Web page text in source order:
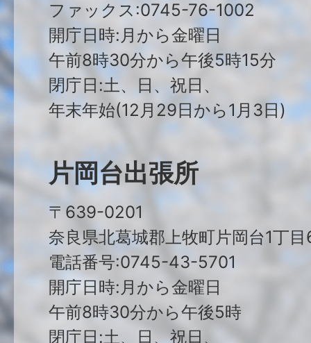
ファックス:0745-76-1002
開庁日時:月から金曜日
午前8時30分から午後5時15分
閉庁日:土、日、祝日、
年末年始(12月29日から1月3日)
片岡台出張所
〒639-0201
奈良県北葛城郡上牧町片岡台1丁目
電話番号:0745-43-5701
開庁日時:月から金曜日
午前8時30分から午後5時
閉庁日:土、日、祝日、